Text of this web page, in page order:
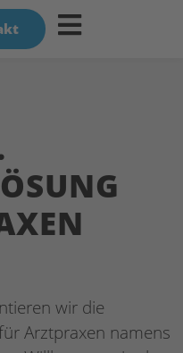
wir die
Arztpraxen namens